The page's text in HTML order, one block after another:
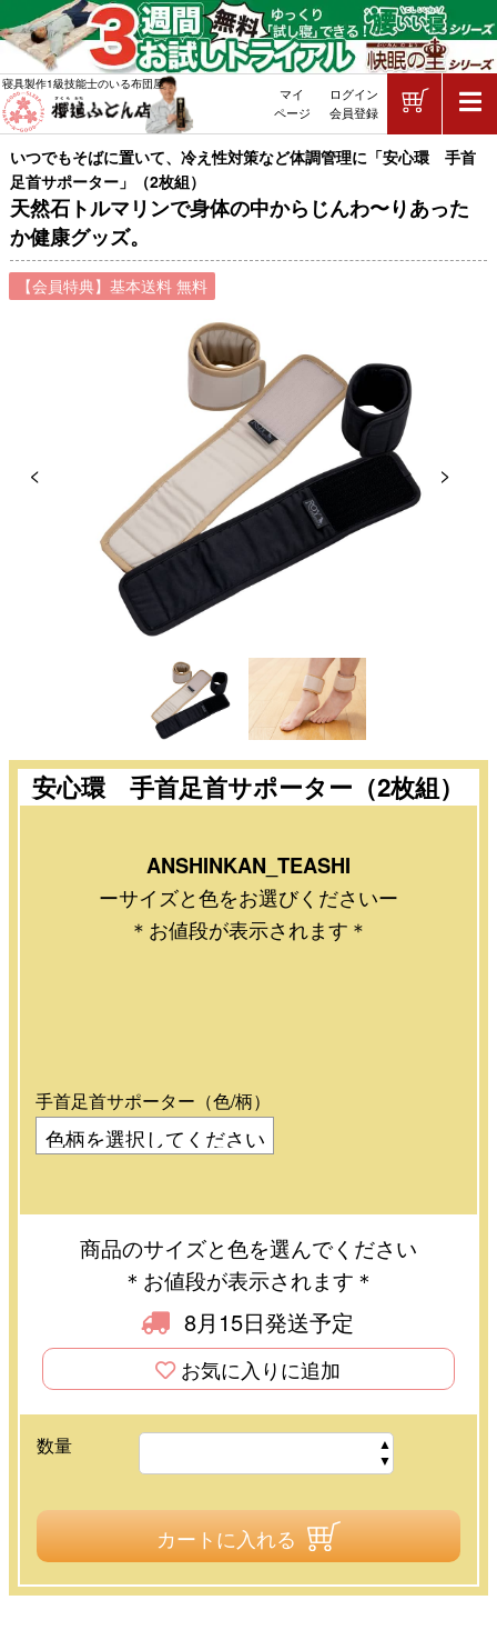
天然石トルマリンで身体の中からじんわ〜りあった
か健康グッズ。
いつでもそばに置いて、冷え性対策など体調管理に「安心環 手首
足首サポーター」（2枚組）
敷布団・掛け布団・羽毛布団・マ
寝具製作1級技能士のいる布団屋
マイ
ページ
ログイン
会員登録
【会員特典】基本送料 無料
安心環 手首足首サポーター（2枚組）
ANSHINKAN_TEASHI
ーサイズと色をお選びくださいー
＊お値段が表示されます＊
手首足首サポーター（色/柄）
商品のサイズと色を選んでください
＊お値段が表示されます＊
8月15日発送予定
お気に入りに追加
数量
カートに入れる